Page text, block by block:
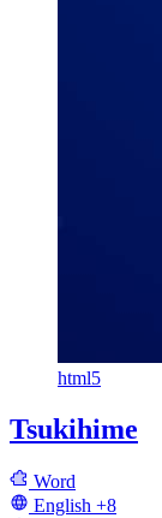
html5
Tsukihime
Word
English +8